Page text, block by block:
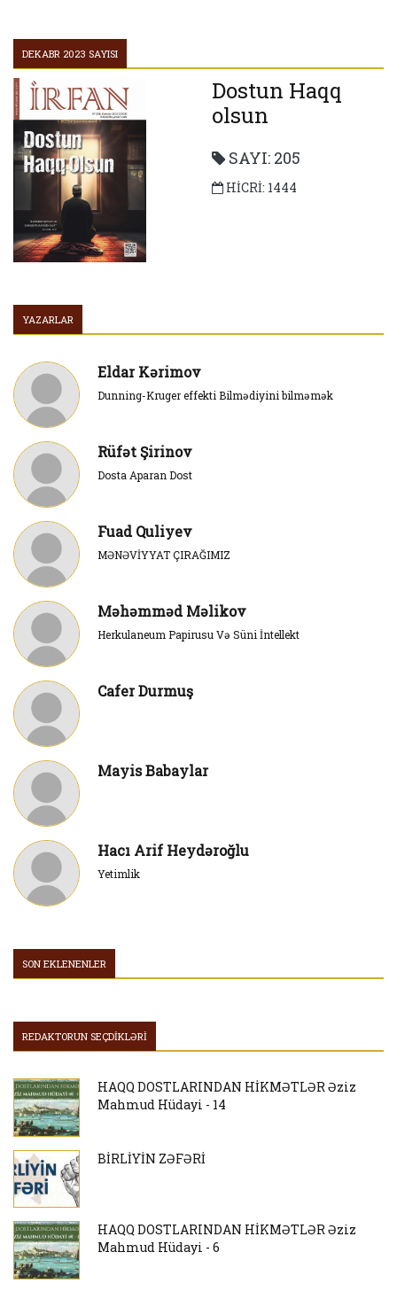
Qış möminin baharıdır
“Kosmosda izi olmayanın dünyada sözü olmaz!”
DEKABR 2023 SAYISI
Dostun Haqq
olsun
SAYI: 205
HİCRİ: 1444
YAZARLAR
Eldar Kərimov
Dunning-Kruger effekti Bilmədiyini bilməmək
Rüfət Şirinov
Dosta Aparan Dost
Fuad Quliyev
MƏNƏVİYYAT ÇIRAĞIMIZ
Məhəmməd Məlikov
Herkulaneum Papirusu Və Süni İntellekt
Cafer Durmuş
Mayis Babaylar
Hacı Arif Heydəroğlu
Yetimlik
SON EKLENENLER
REDAKTORUN SEÇDİKLƏRİ
HAQQ DOSTLARINDAN HİKMƏTLƏR Əziz
Mahmud Hüdayi - 14
BİRLİYİN ZƏFƏRİ
HAQQ DOSTLARINDAN HİKMƏTLƏR Əziz
Mahmud Hüdayi - 6